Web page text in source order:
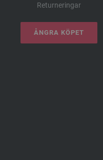
Returneringar
ÅNGRA KÖPET